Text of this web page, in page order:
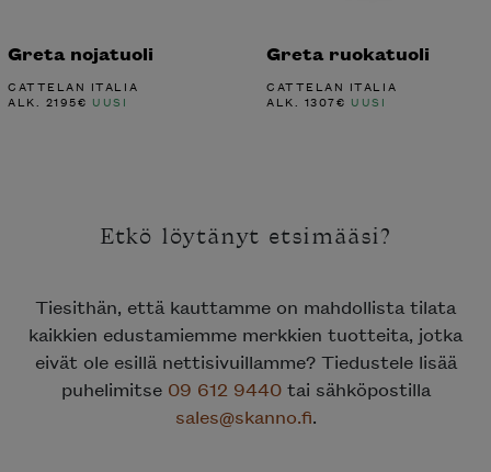
Greta nojatuoli
CATTELAN ITALIA
ALK. 2195€ UUSI
Greta ruokatuoli
CATTELAN ITALIA
ALK. 1307€ UUSI
Etkö löytänyt etsimääsi?
Tiesithän, että kauttamme on mahdollista tilata
kaikkien edustamiemme merkkien tuotteita, jotka
eivät ole esillä nettisivuillamme? Tiedustele lisää
puhelimitse 09 612 9440tai sähköpostilla
sales@skanno.fi.